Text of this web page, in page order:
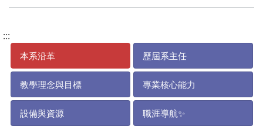
:::
本系沿革 歷屆系主任
教學理念與目標 專業核心能力
設備與資源 職涯導航✨